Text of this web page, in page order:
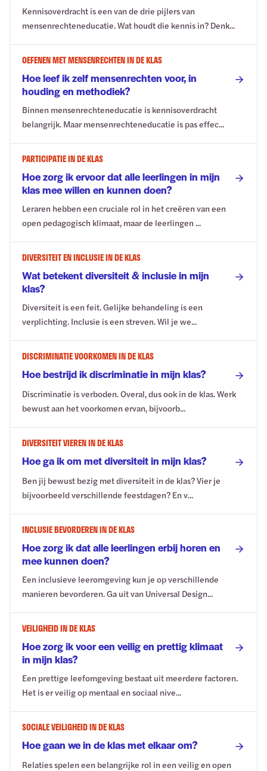
Kennisoverdracht is een van de drie pijlers van
mensenrechteneducatie. Wat houdt die kennis in? Denk...
Hoe leef ik zelf mensenrechten voor, in
houding en methodiek?
OEFENEN MET MENSENRECHTEN IN DE KLAS
Binnen mensenrechteneducatie is kennisoverdracht
belangrijk. Maar mensenrechteneducatie is pas effec...
Hoe zorg ik ervoor dat alle leerlingen in mijn
klas mee willen en kunnen doen?
PARTICIPATIE IN DE KLAS
Leraren hebben een cruciale rol in het creëren van een
open pedagogisch klimaat, maar de leerlingen ...
Wat betekent diversiteit & inclusie in mijn
klas?
DIVERSITEIT EN INCLUSIE IN DE KLAS
Diversiteit is een feit. Gelijke behandeling is een
verplichting. Inclusie is een streven. Wil je we...
Hoe bestrijd ik discriminatie in mijn klas?
DISCRIMINATIE VOORKOMEN IN DE KLAS
Discriminatie is verboden. Overal, dus ook in de klas. Werk
bewust aan het voorkomen ervan, bijvoorb...
Hoe ga ik om met diversiteit in mijn klas?
DIVERSITEIT VIEREN IN DE KLAS
Ben jij bewust bezig met diversiteit in de klas? Vier je
bijvoorbeeld verschillende feestdagen? En v...
Hoe zorg ik dat alle leerlingen erbij horen en
mee kunnen doen?
INCLUSIE BEVORDEREN IN DE KLAS
Een inclusieve leeromgeving kun je op verschillende
manieren bevorderen. Ga uit van Universal Design...
Hoe zorg ik voor een veilig en prettig klimaat
in mijn klas?
VEILIGHEID IN DE KLAS
Een prettige leefomgeving bestaat uit meerdere factoren.
Het is er veilig op mentaal en sociaal nive...
Hoe gaan we in de klas met elkaar om?
SOCIALE VEILIGHEID IN DE KLAS
Relaties spelen een belangrijke rol in een veilig en open